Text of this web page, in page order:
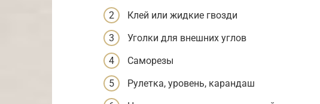
Клей или жидкие гвозди
Уголки для внешних углов
Саморезы
Рулетка, уровень, карандаш